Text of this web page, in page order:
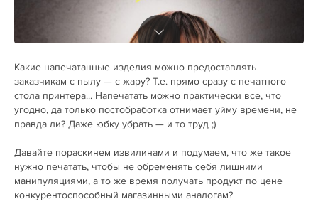
Какие напечатанные изделия можно предоставлять
заказчикам с пылу — с жару? Т.е. прямо сразу с печатного
стола принтера... Напечатать можно практически все, что
угодно, да только постобработка отнимает уйму времени, не
правда ли? Даже юбку убрать — и то труд ;)
Давайте пораскинем извилинами и подумаем, что же такое
нужно печатать, чтобы не обременять себя лишними
манипуляциями, а то же время получать продукт по цене
конкурентоспособный магазинными аналогам?